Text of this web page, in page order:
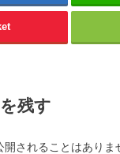
残す
開されることはありま